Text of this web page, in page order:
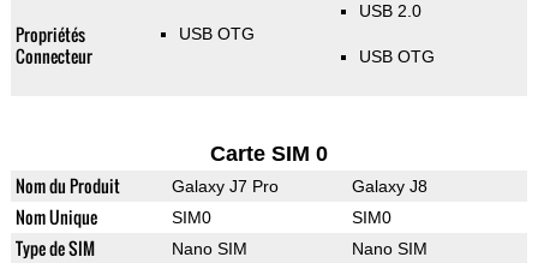
Propriétés
Connecteur
USB OTG
USB 2.0
USB OTG
Carte SIM 0
Nom du Produit Galaxy J7 Pro Galaxy J8
Nom Unique SIM0 SIM0
Type de SIM Nano SIM Nano SIM